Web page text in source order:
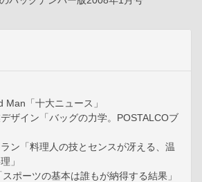
「十大ニュース」
ザイン「バッグの力学。POSTALCOブ
ン「料理人の技とセンスが冴える、温
」
ポーツの基本は誰もが納得する結果」